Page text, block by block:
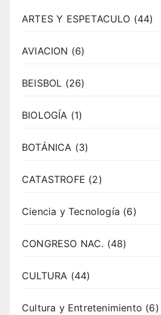
ARTES Y ESPETACULO (44)
AVIACION (6)
BEISBOL (26)
BIOLOGÍA (1)
BOTÁNICA (3)
CATASTROFE (2)
Ciencia y Tecnología (6)
CONGRESO NAC. (48)
CULTURA (44)
Cultura y Entretenimiento (6)